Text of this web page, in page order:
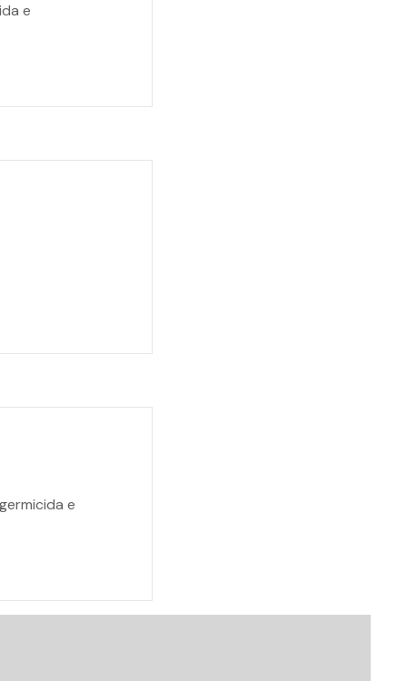
e
e